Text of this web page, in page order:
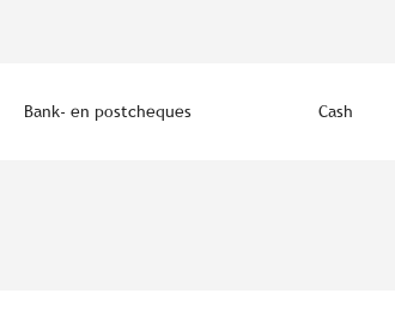
Bank- en postcheques Cash